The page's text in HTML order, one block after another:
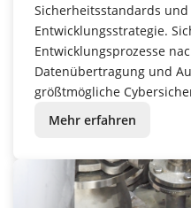
Sicherheitsstandards
Entwicklungsstrategie.
Entwicklungsprozesse
Datenübertragung und
größtmögliche
Mehr erfahren